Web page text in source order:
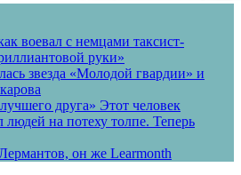
воевал с немцами таксист-
руки»
звезда «Молодой гвардии» и
друга» Этот человек
людей на потеху толпе. Теперь
он же Learmonth